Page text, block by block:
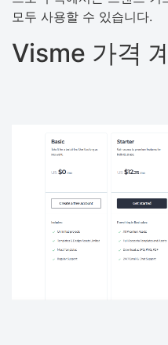
모두 사용할 수 있습니다.
Visme 가격